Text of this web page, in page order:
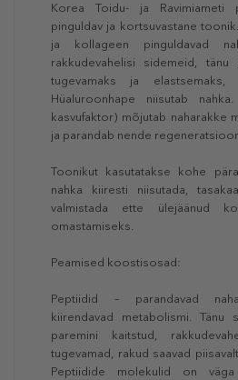
Korea Toidu- ja Ravimiameti
pinguldav ja kortsuvastane
ja kollageen pinguldavad
rakkudevahelisi sidemeid,
tugevamaks ja elastsemaks,
Hüaluroonhape niisutab
kasvufaktor) mõjutab naharakke
ja parandab nende
Toonikut kasutatakse kohe
nahka kiiresti niisutada,
valmistada ette ülejäänud
omastamiseks.
Peamised koostisosad:
Peptiidid – parandavad
kiirendavad metabolismi. Tänu
paremini kaitstud,
tugevamad, rakud saavad
Peptiidide molekulid on